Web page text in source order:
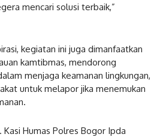
mencari solusi terbaik,”
kegiatan ini juga dimanfaatkan
kamtibmas, mendorong
menjaga keamanan lingkungan,
untuk melapor jika menemukan
Humas Polres Bogor Ipda